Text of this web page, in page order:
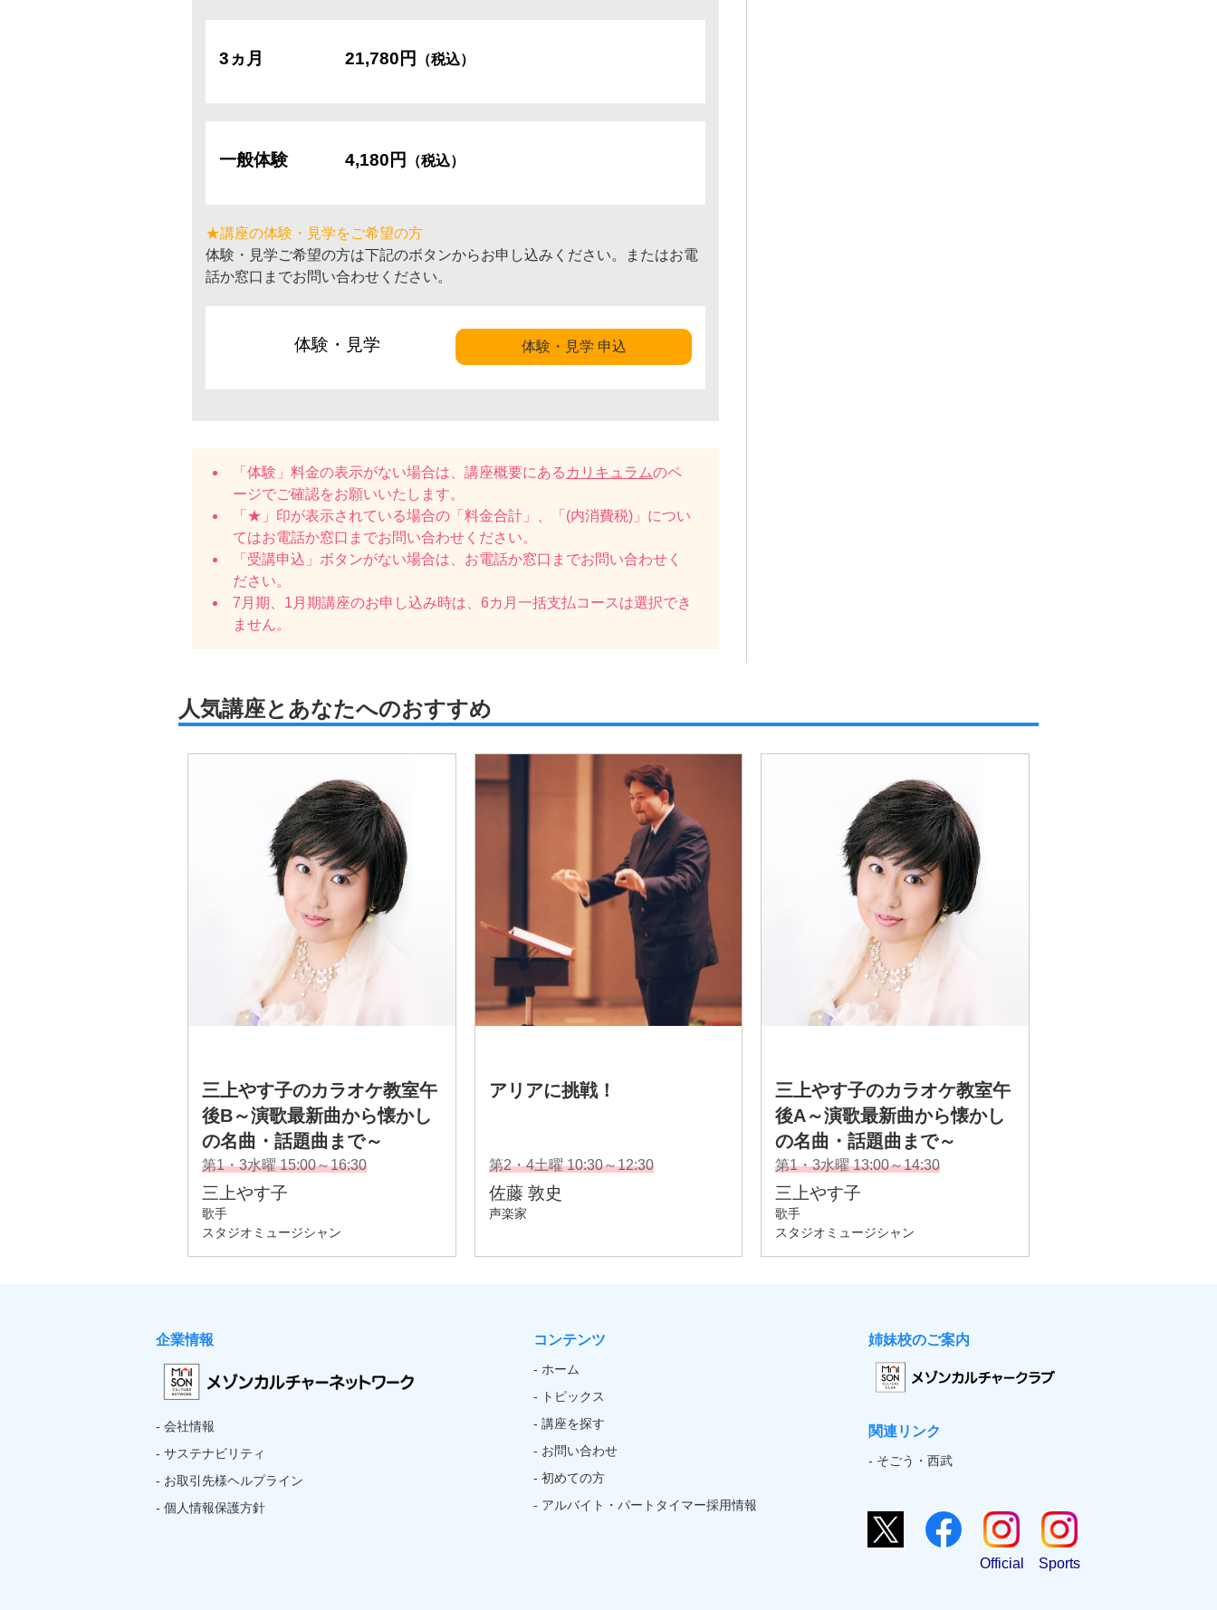
3ヵ月 21,780円 （税込）
一般体験 4,180円 （税込）
★講座の体験・見学をご希望の方
体験・見学ご希望の方は下記のボタンからお申し込みください。またはお電
話か窓口までお問い合わせください。
体験・見学 体験・見学 申込
「体験」料金の表示がない場合は、講座概要にある カリキュラムのペ
ージでご確認をお願いいたします。
「★」印が表示されている場合の「料金合計」、「(内消費税)」につい
てはお電話か窓口までお問い合わせください。
「受講申込」ボタンがない場合は、お電話か窓口までお問い合わせく
ださい。
7月期、1月期講座のお申し込み時は、6カ月一括支払コースは選択でき
ません。
企業情報
- 会社情報
- サステナビリティ
- お取引先様ヘルプライン
- 個人情報保護方針
コンテンツ
- ホーム
- トピックス
- 講座を探す
- お問い合わせ
- 初めての方
- アルバイト・パートタイマー採用情報
姉妹校のご案内
関連リンク
- そごう・西武
Official Sports